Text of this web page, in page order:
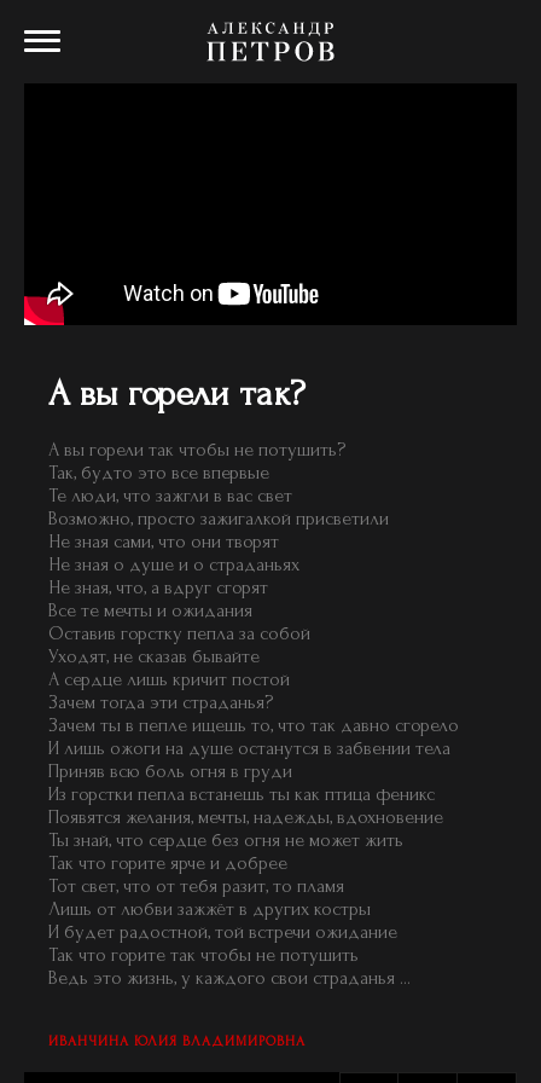
А вы горели так?
А вы горели так чтобы не потушить?
Так, будто это все впервые
Те люди, что зажгли в вас свет
Возможно, просто зажигалкой присветили
Не зная сами, что они творят
Не зная о душе и о страданьях
Не зная, что, а вдруг сгорят
Все те мечты и ожидания
Оставив горстку пепла за собой
Уходят, не сказав бывайте
А сердце лишь кричит постой
Зачем тогда эти страданья?
Зачем ты в пепле ищешь то, что так давно сгорело
И лишь ожоги на душе останутся в забвении тела
Приняв всю боль огня в груди
Из горстки пепла встанешь ты как птица феникс
Появятся желания, мечты, надежды, вдохновение
Ты знай, что сердце без огня не может жить
Так что горите ярче и добрее
Тот свет, что от тебя разит, то пламя
Лишь от любви зажжёт в других костры
И будет радостной, той встречи ожидание
Так что горите так чтобы не потушить
Ведь это жизнь, у каждого свои страданья ...
ИВАНЧИНА ЮЛИЯ ВЛАДИМИРОВНА